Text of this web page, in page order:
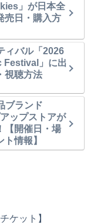
」が日本全
売日・購入方
ィバル「2026
Festival」に出
視聴方法
ブランド
ップストアが
【開催日・場
情報】
ケット】